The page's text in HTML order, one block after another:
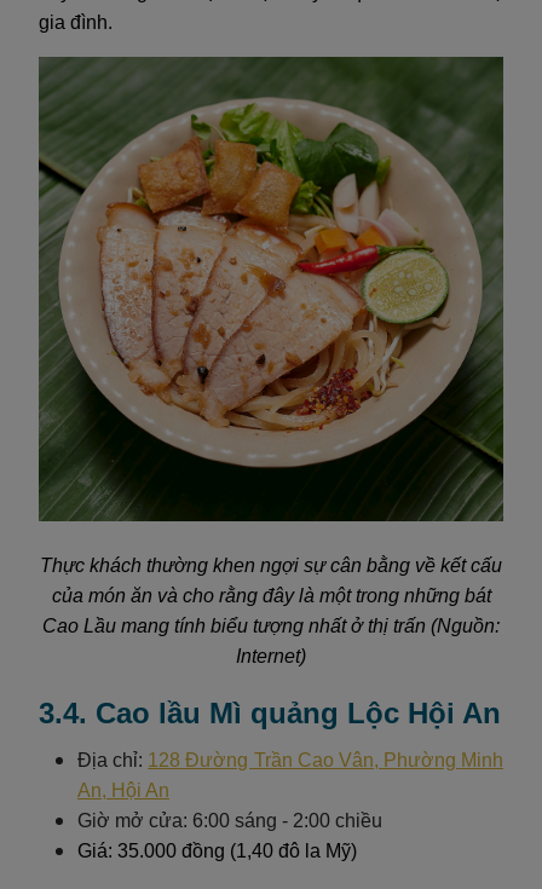
gia đình.
Thực khách thường khen ngợi sự cân bằng về kết cấu
của món ăn và cho rằng đây là một trong những bát
Cao Lầu mang tính biểu tượng nhất ở thị trấn (Nguồn:
Internet)
3.4. Cao lầu Mì quảng Lộc Hội An
Địa chỉ: 128 Đường Trần Cao Vân, Phường Minh
An, Hội An
Giờ mở cửa: 6:00 sáng - 2:00 chiều
Giá: 35.000 đồng (1,40 đô la Mỹ)